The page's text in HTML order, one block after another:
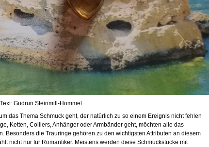
Gudrun Steinmill-Hommel
das Thema Schmuck geht, der natürlich zu so einem Ereignis nicht fehlen
Ketten, Colliers, Anhänger oder Armbänder geht, möchten alle das
Besonders die Trauringe gehören zu den wichtigsten Attributen an diesem
nicht nur für Romantiker. Meistens werden diese Schmuckstücke mit